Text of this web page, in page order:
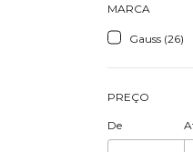
MARCA
Gauss (26)
PREÇO
De